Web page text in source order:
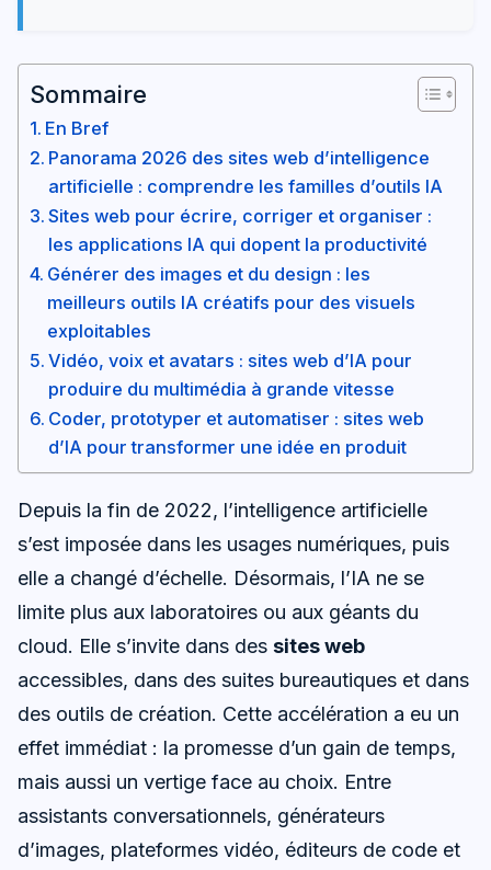
Sommaire
En Bref
Panorama 2026 des sites web d’intelligence
artificielle : comprendre les familles d’outils IA
Sites web pour écrire, corriger et organiser :
les applications IA qui dopent la productivité
Générer des images et du design : les
meilleurs outils IA créatifs pour des visuels
exploitables
Vidéo, voix et avatars : sites web d’IA pour
produire du multimédia à grande vitesse
Coder, prototyper et automatiser : sites web
d’IA pour transformer une idée en produit
Depuis la fin de 2022, l’intelligence artificielle
s’est imposée dans les usages numériques, puis
elle a changé d’échelle. Désormais, l’IA ne se
limite plus aux laboratoires ou aux géants du
cloud. Elle s’invite dans des sites web
accessibles, dans des suites bureautiques et dans
des outils de création. Cette accélération a eu un
effet immédiat : la promesse d’un gain de temps,
mais aussi un vertige face au choix. Entre
assistants conversationnels, générateurs
d’images, plateformes vidéo, éditeurs de code et